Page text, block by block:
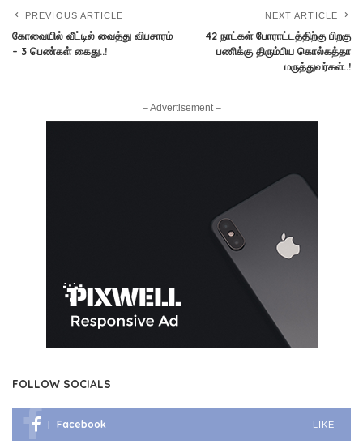
PREVIOUS ARTICLE
கோவையில் வீட்டில் வைத்து விபசாரம்
– 3 பெண்கள் கைது..!
NEXT ARTICLE
42 நாட்கள் போராட்டத்திற்கு பிறகு
பணிக்கு திரும்பிய கொல்கத்தா
மருத்துவர்கள்..!
– Advertisement –
FOLLOW SOCIALS
Facebook LIKE